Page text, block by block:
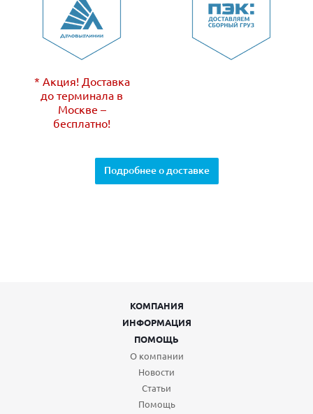
* Акция! Доставка
до терминала в
Москве –
бесплатно!
Подробнее о доставке
КОМПАНИЯ
ИНФОРМАЦИЯ
ПОМОЩЬ
О компании
Новости
Статьи
Помощь